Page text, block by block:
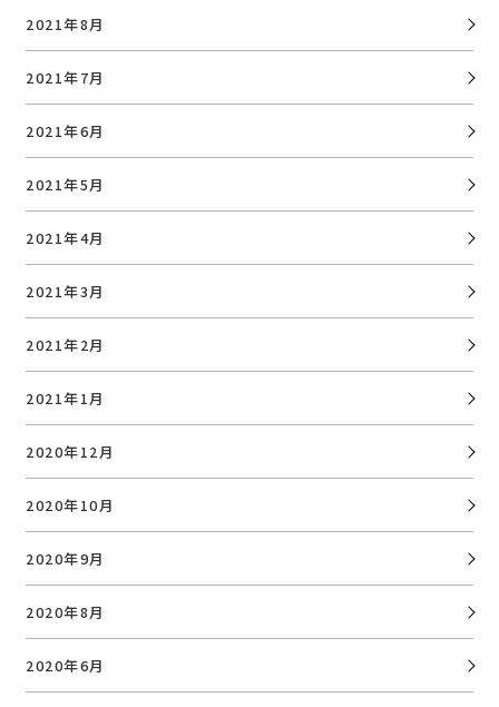
2021年8月
2021年7月
2021年6月
2021年5月
2021年4月
2021年3月
2021年2月
2021年1月
2020年12月
2020年10月
2020年9月
2020年8月
2020年6月